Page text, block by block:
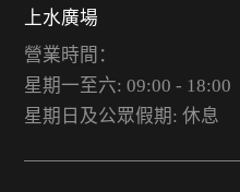
上水廣場
營業時間：
星期一至六: 09:00 - 18:00
星期日及公眾假期: 休息